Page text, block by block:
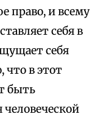
право, и всему
себя в
себя
что в этот
быть